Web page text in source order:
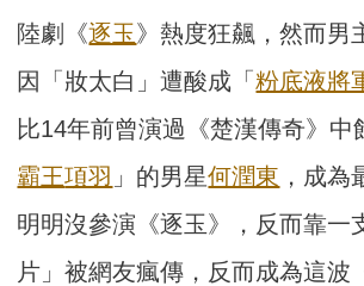
陸劇《逐玉》熱度狂飆，然而男
因「妝太白」遭酸成「粉底液將
比14年前曾演過《楚漢傳奇》中
霸王項羽 」的男星何潤東 ，成為
明明沒參演《逐玉》，反而靠一
片」被網友瘋傳，反而成為這波